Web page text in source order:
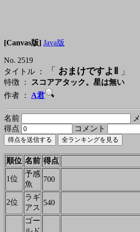
[Canvas版] Java版
No. 2519
タイトル ：
「 おまけですよⅡ 」
特徴 ：
スコアアタック。星は無い
作者 ： A君
名前
得点
コメント
順位 名前 得点
1位
予感
魚
700
2位
ラギ
アス
540
ゴー